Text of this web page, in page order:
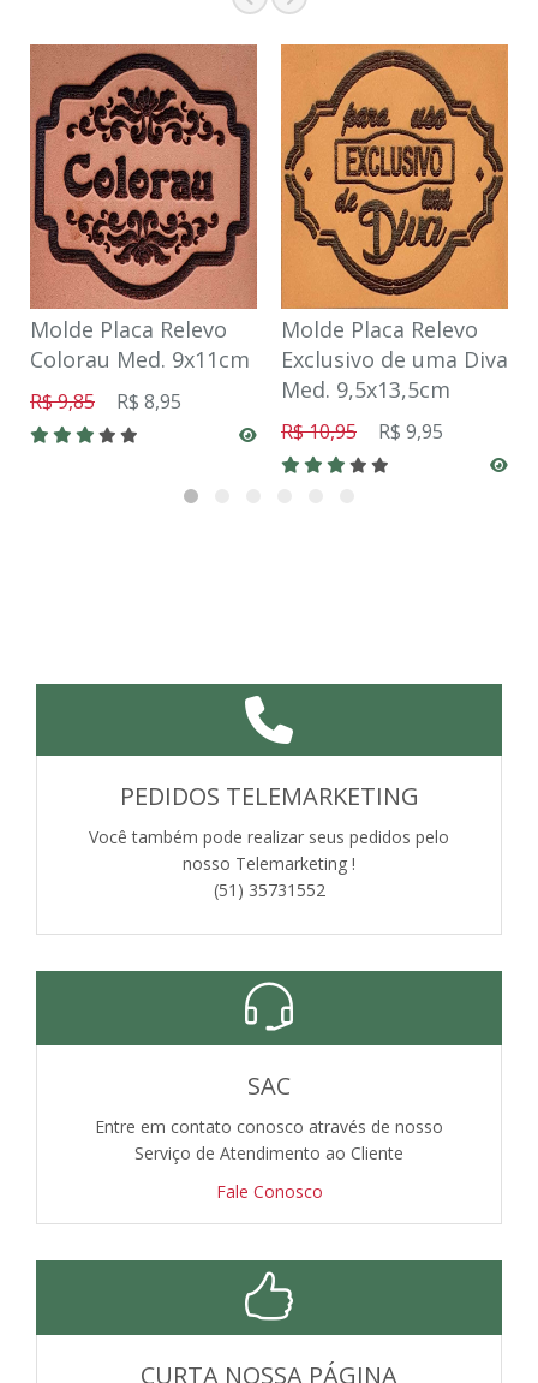
Molde Placa Relevo
Colorau Med. 9x11cm
R$ 9,85 R$ 8,95
Molde Placa Relevo
Exclusivo de uma Diva
Med. 9,5x13,5cm
R$ 10,95 R$ 9,95
PEDIDOS TELEMARKETING
Você também pode realizar seus pedidos pelo
nosso Telemarketing !
(51) 35731552
SAC
Entre em contato conosco através de nosso
Serviço de Atendimento ao Cliente
Fale Conosco
CURTA NOSSA PÁGINA